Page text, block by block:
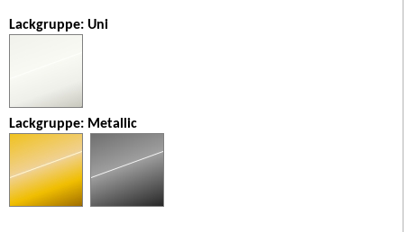
Lackgruppe: Uni
Lackgruppe: Metallic